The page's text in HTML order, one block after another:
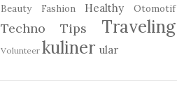
Beauty Fashion Healthy Otomotif
Techno Tips Traveling
Volunteer kuliner ular